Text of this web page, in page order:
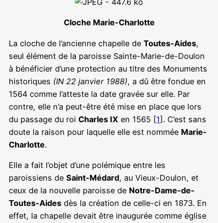
Cloche Marie-Charlotte
La cloche de l’ancienne chapelle de Toutes-Aides,
seul élément de la paroisse Sainte-Marie-de-Doulon
à bénéficier d’une protection au titre des Monuments
historiques (IN 22 janvier 1988), a dû être fondue en
1564 comme l’atteste la date gravée sur elle. Par
contre, elle n’a peut-être été mise en place que lors
du passage du roi Charles IX en 1565 [1]. C’est sans
doute la raison pour laquelle elle est nommée Marie-
Charlotte.
Elle a fait l’objet d’une polémique entre les
paroissiens de Saint-Médard, au Vieux-Doulon, et
ceux de la nouvelle paroisse de Notre-Dame-de-
Toutes-Aides dès la création de celle-ci en 1873. En
effet, la chapelle devait être inaugurée comme église